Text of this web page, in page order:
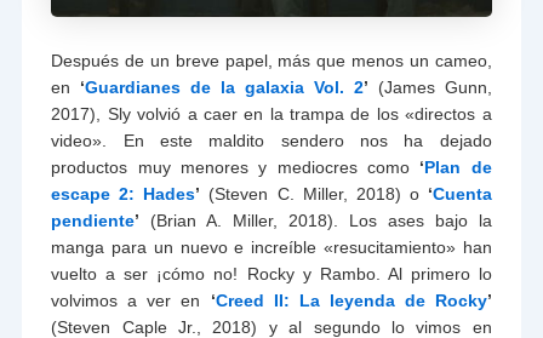
Después de un breve papel, más que menos un cameo,
en ‘Guardianes de la galaxia Vol. 2’ (James Gunn,
2017), Sly volvió a caer en la trampa de los «directos a
video». En este maldito sendero nos ha dejado
productos muy menores y mediocres como ‘Plan de
escape 2: Hades’ (Steven C. Miller, 2018) o ‘Cuenta
pendiente’ (Brian A. Miller, 2018). Los ases bajo la
manga para un nuevo e increíble «resucitamiento» han
vuelto a ser ¡cómo no! Rocky y Rambo. Al primero lo
volvimos a ver en ‘Creed II: La leyenda de Rocky’
(Steven Caple Jr., 2018) y al segundo lo vimos en